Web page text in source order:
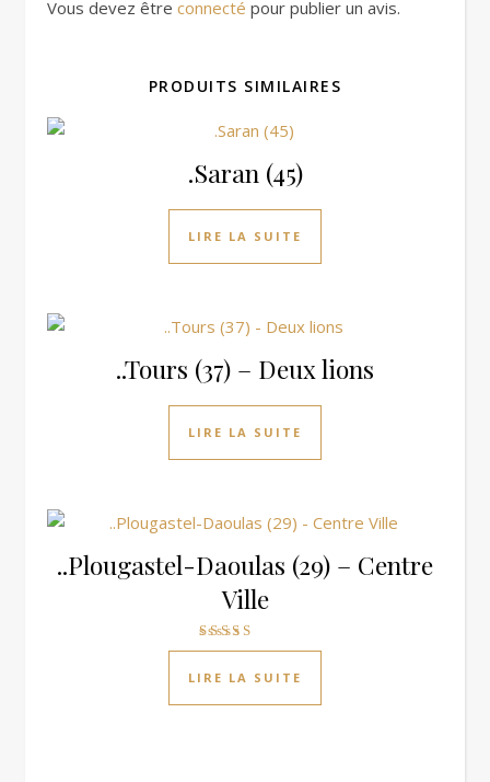
Vous devez être connecté pour publier un avis.
PRODUITS SIMILAIRES
.Saran (45)
LIRE LA SUITE
..Tours (37) – Deux lions
LIRE LA SUITE
..Plougastel-Daoulas (29) – Centre
Ville
Note
sur 5
LIRE LA SUITE